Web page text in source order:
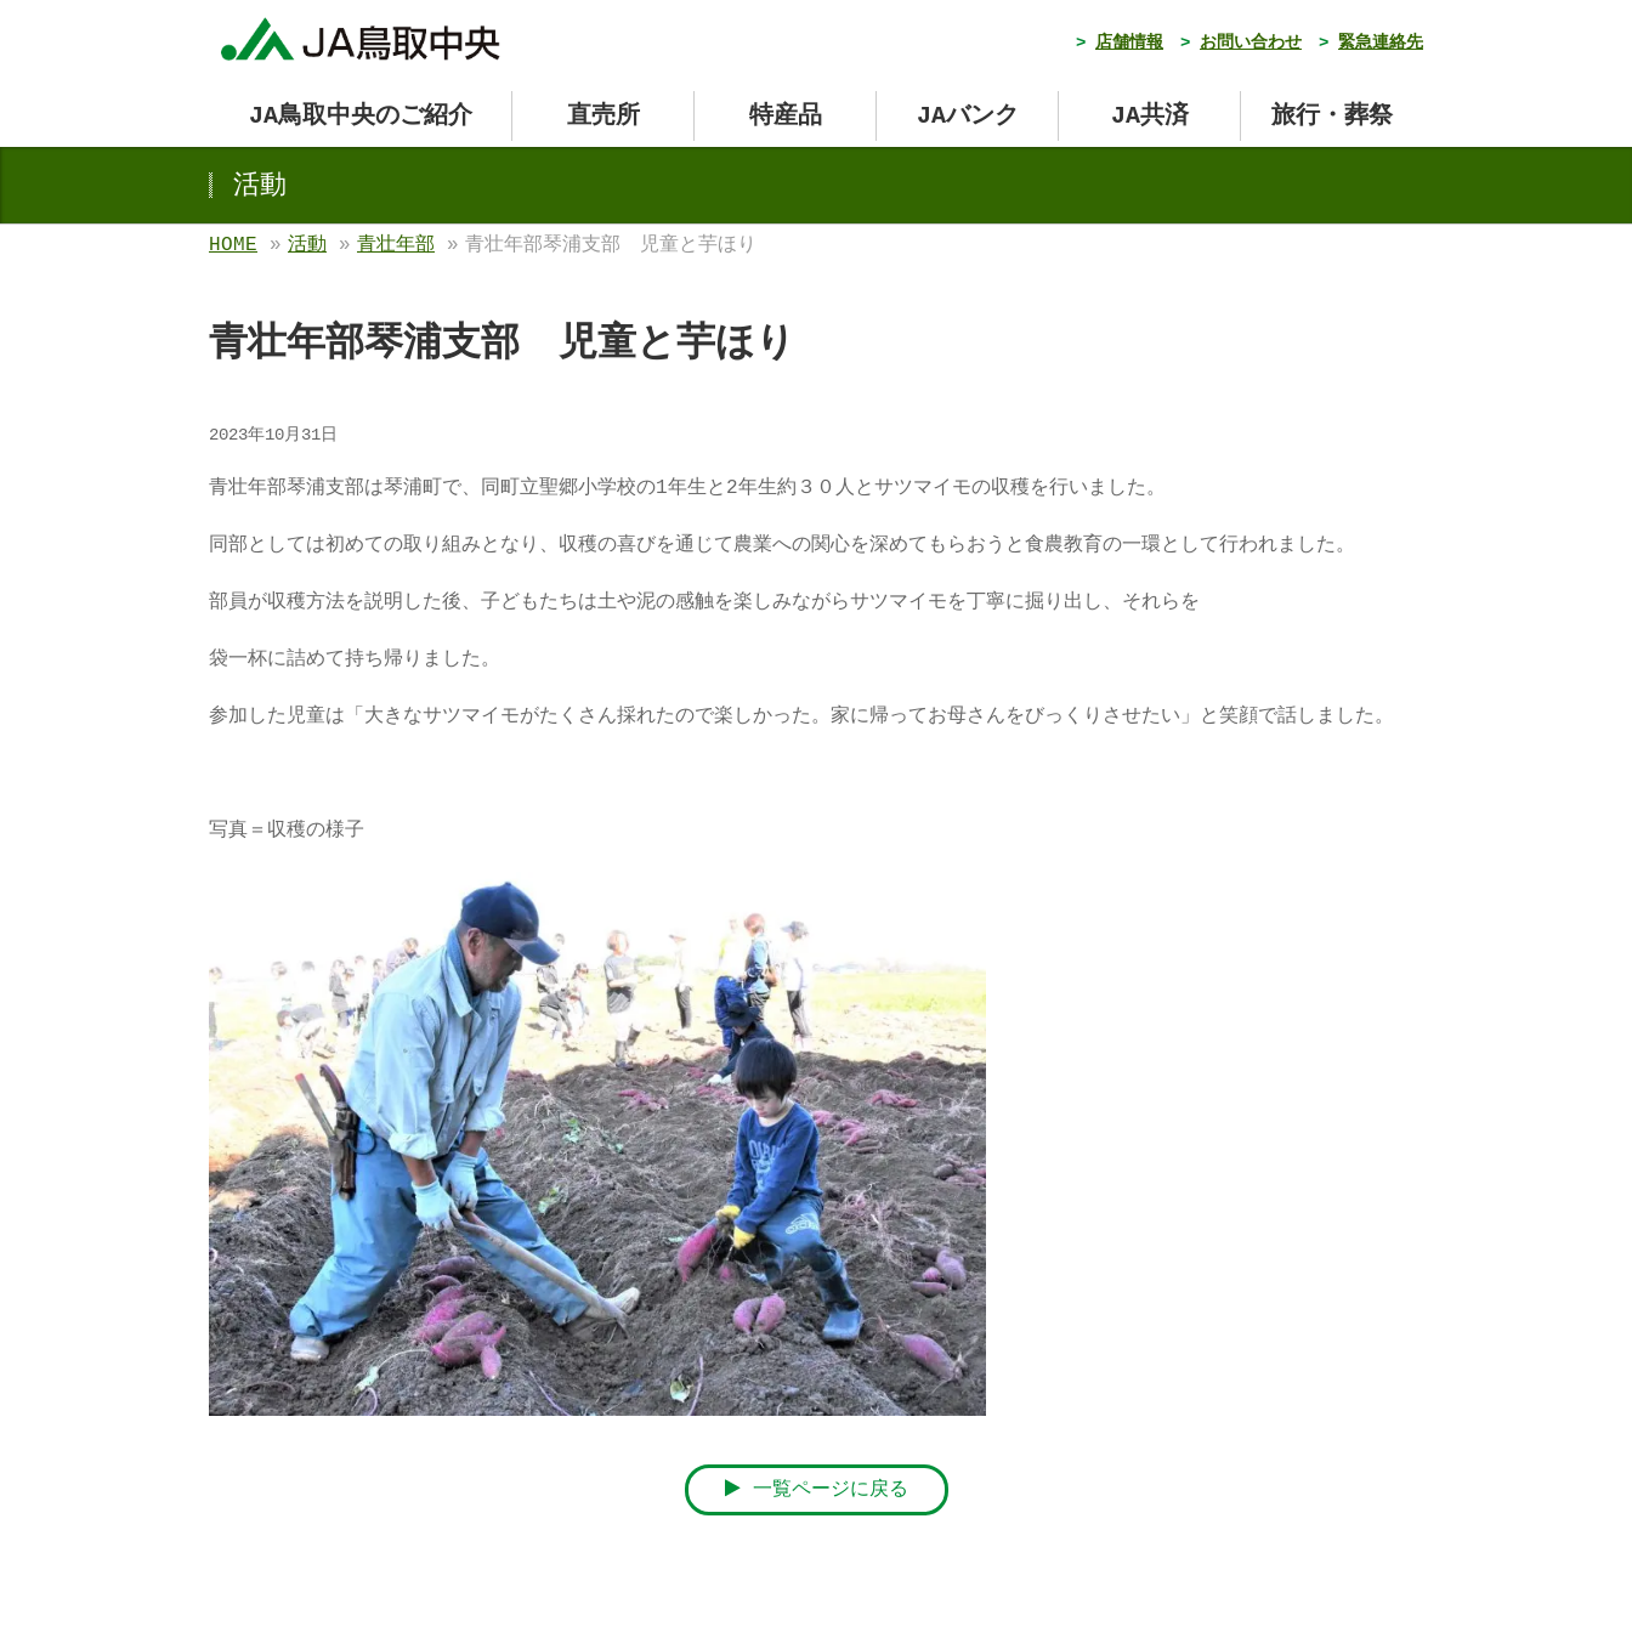
> 店舗情報 > お問い合わせ > 緊急連絡先
JA鳥取中央のご紹介 直売所 特産品 JAバンク JA共済 旅行・葬祭
活動
HOME » 活動 » 青壮年部 » 青壮年部琴浦支部 児童と芋ほり
青壮年部琴浦支部 児童と芋ほり
2023年10月31日
青壮年部琴浦支部は琴浦町で、同町立聖郷小学校の1年生と2年生約３０人とサツマイモの収穫を行いました。
同部としては初めての取り組みとなり、収穫の喜びを通じて農業への関心を深めてもらおうと食農教育の一環として行われました。
部員が収穫方法を説明した後、子どもたちは土や泥の感触を楽しみながらサツマイモを丁寧に掘り出し、それらを
袋一杯に詰めて持ち帰りました。
参加した児童は「大きなサツマイモがたくさん採れたので楽しかった。家に帰ってお母さんをびっくりさせたい」と笑顔で話しました。
写真＝収穫の様子
一覧ページに戻る